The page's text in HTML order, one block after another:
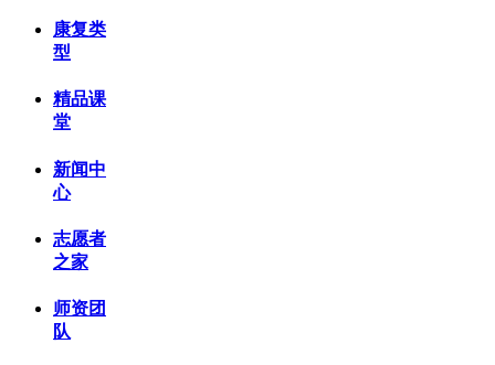
康复类
型
精品课
堂
新闻中
心
志愿者
之家
师资团
队